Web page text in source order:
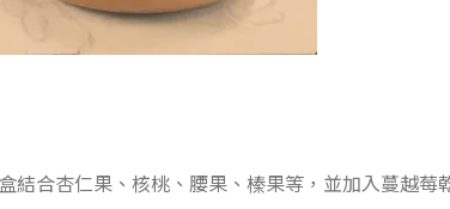
合杏仁果、核桃、腰果、榛果等，並加入蔓越莓